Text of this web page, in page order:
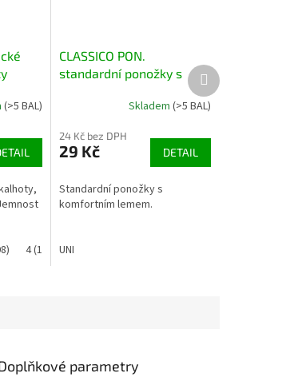
(>5 BAL)
4 (170-116)
CLASSICO PON.
standardní ponožky s
Skladem (>5 BAL)
24 Kč bez DPH
29 Kč DETAIL
Standardní ponožky s
komfortním lemem.
UNI
Další
produkt
parametry